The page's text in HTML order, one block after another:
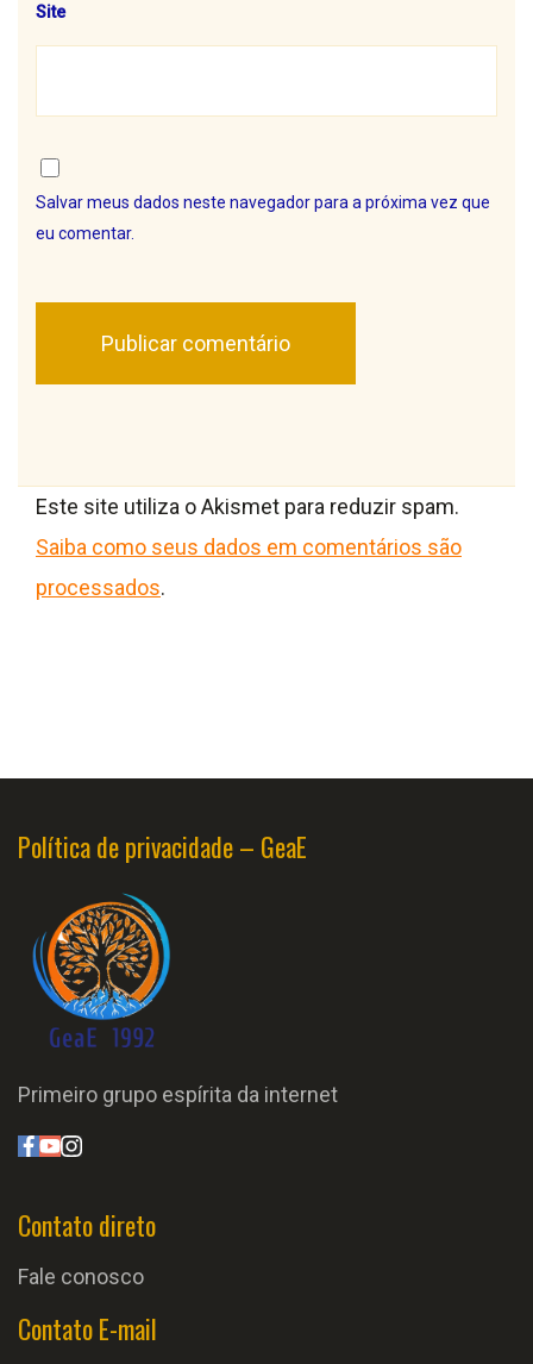
Site
Salvar meus dados neste navegador para a próxima vez que
eu comentar.
Este site utiliza o Akismet para reduzir spam.
Saiba como seus dados em comentários são
processados.
Política de privacidade – GeaE
Primeiro grupo espírita da internet
Contato direto
Fale conosco
Contato E-mail